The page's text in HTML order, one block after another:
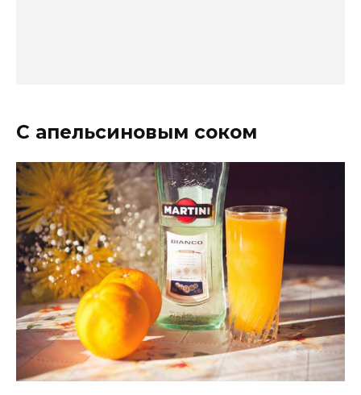
С апельсиновым соком